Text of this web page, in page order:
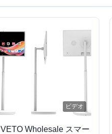
ビデオ
VETO Wholesale スマー